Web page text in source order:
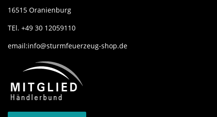
16515 Oranienburg
TEl. +49 30 12059110
email:info@sturmfeuerzeug-shop.de